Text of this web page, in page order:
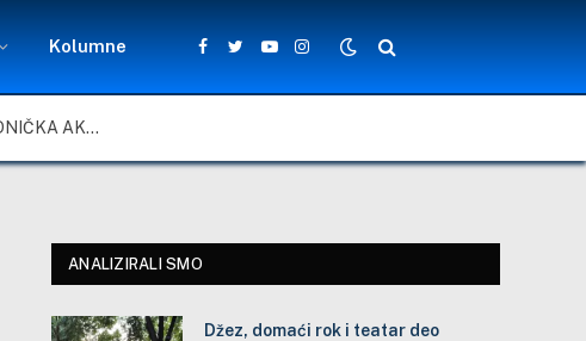
Kolumne
Facebook
TwitterYouTubeInstagram
ZA LEPŠE I BEZBEDNIJE ŠKOLSKO DVORIŠTE: ZAJEDNIČKA AKCIJA MEŠTANA, NASTAVNIKA I ĐAKA U SELU VLASE KOD VRANJA
ANALIZIRALI SMO
Džez, domaći rok i teatar deo